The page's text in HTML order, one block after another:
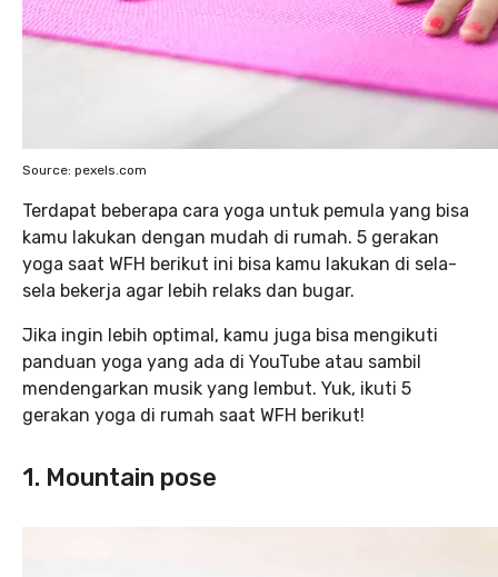
Source: pexels.com
Terdapat beberapa cara yoga untuk pemula yang bisa
kamu lakukan dengan mudah di rumah. 5 gerakan
yoga saat WFH berikut ini bisa kamu lakukan di sela-
sela bekerja agar lebih relaks dan bugar.
Jika ingin lebih optimal, kamu juga bisa mengikuti
panduan yoga yang ada di YouTube atau sambil
mendengarkan musik yang lembut. Yuk, ikuti 5
gerakan yoga di rumah saat WFH berikut!
1. Mountain pose